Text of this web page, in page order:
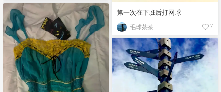
第一次在下班后打网球
毛球茶茶 7